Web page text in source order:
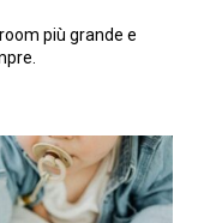
più grande e